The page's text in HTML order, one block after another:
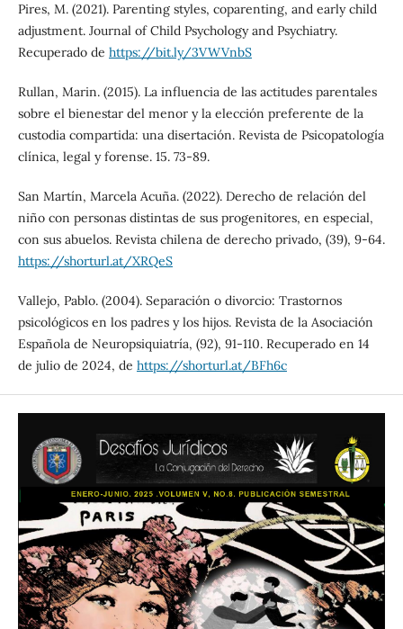
Pires, M. (2021). Parenting styles, coparenting, and early child
adjustment. Journal of Child Psychology and Psychiatry.
Recuperado de https://bit.ly/3VWVnbS
Rullan, Marin. (2015). La influencia de las actitudes parentales
sobre el bienestar del menor y la elección preferente de la
custodia compartida: una disertación. Revista de Psicopatología
clínica, legal y forense. 15. 73-89.
San Martín, Marcela Acuña. (2022). Derecho de relación del
niño con personas distintas de sus progenitores, en especial,
con sus abuelos. Revista chilena de derecho privado, (39), 9-64.
https://shorturl.at/XRQeS
Vallejo, Pablo. (2004). Separación o divorcio: Trastornos
psicológicos en los padres y los hijos. Revista de la Asociación
Española de Neuropsiquiatría, (92), 91-110. Recuperado en 14
de julio de 2024, de https://shorturl.at/BFh6c